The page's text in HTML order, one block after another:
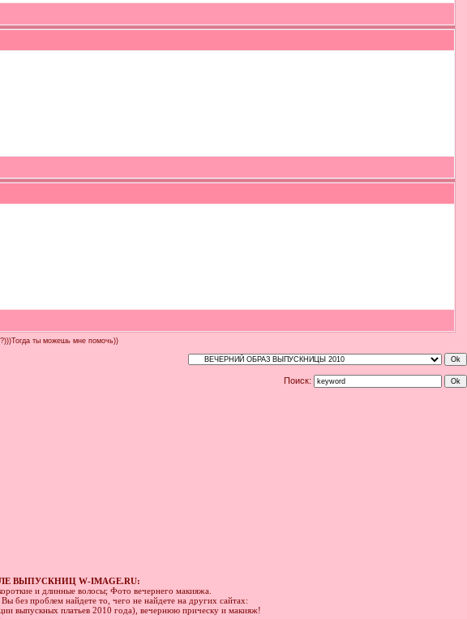
ты можешь мне помочь))
Поиск:
ВЫПУСКНИЦ W-IMAGE.RU:
и длинные волосы; Фото вечернего макияжа.
без проблем найдете то, чего не найдете на других сайтах:
выпускных платьев 2010 года), вечернюю прическу и макияж!